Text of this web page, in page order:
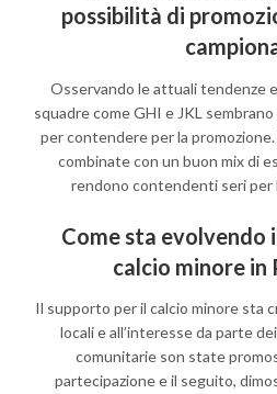
possibilità di
Osservando le attuali tendenze
squadre come GHI e JKL
per contendere per la
combinate con un buon mix di
rendono contendenti seri per
Come sta evolvendo
calcio minore in
Il supporto per il calcio minore sta
locali e all’interesse da parte
comunitarie son state
partecipazione e il seguito,